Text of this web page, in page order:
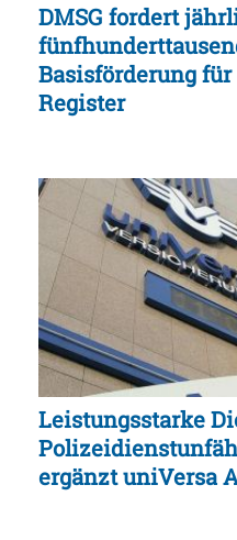
DMSG fordert
Basisförderung
Register
Leistungsstarke
ergänzt uniVersa